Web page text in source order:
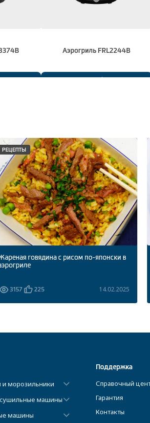
Аэрогриль FRL2244B
Подробнее
РЕЦЕПТЫ
говядина с рисом по-японски в
3157 225 14.02.2025
морозильники
машины
машины
Поддержка
Справочный
Гарантия
Контакты